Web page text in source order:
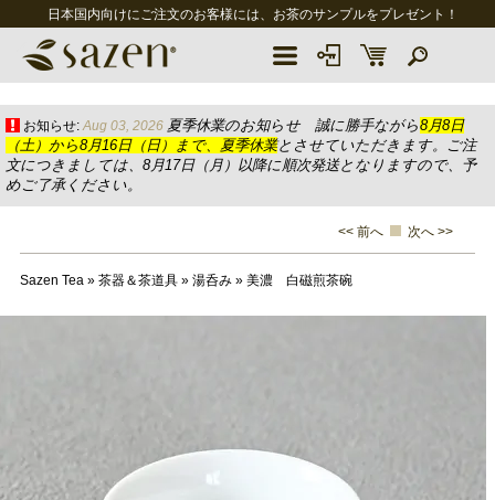
日本国内向けにご注文のお客様には、お茶のサンプルをプレゼント！
お知らせ: Aug 03, 2026 夏季休業のお知らせ 誠に勝手ながら8月8日
（土）から8月16日（日）まで、夏季休業とさせていただきます。ご注
文につきましては、8月17日（月）以降に順次発送となりますので、予
めご了承ください。
<< 前へ 次へ >>
Sazen Tea» 茶器＆茶道具» 湯呑み» 美濃 白磁煎茶碗